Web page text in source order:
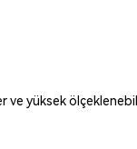
yüksek